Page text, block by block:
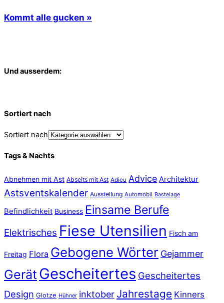
Kommt alle gucken »
Und ausserdem:
Sortiert nach
Sortiert nach
Tags & Nachts
Abnehmen mit Ast Abseits mit Ast Adieu Advice Architektur
Astsventskalender Ausstellung Automobil Bastelage
Befindlichkeit Business Einsame Berufe
Elektrisches Fiese Utensilien Fisch am
Freitag Flora Gebogene Wörter Gejammer
Gerät Gescheitertes Gescheitertes
Design Glotze Hühner inktober Jahrestage Kinners